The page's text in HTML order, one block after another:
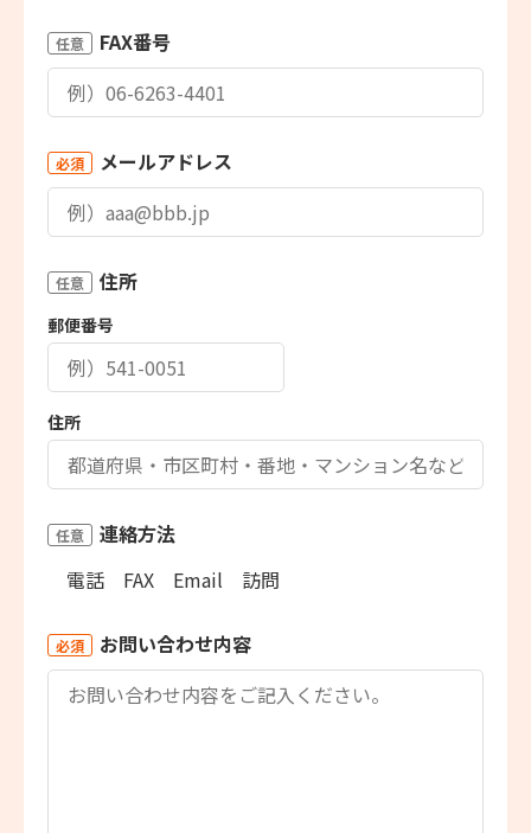
任意 FAX番号
必須 メールアドレス
任意 住所
郵便番号
住所
任意
連絡方法
電話
FAX Email 訪問
必須 お問い合わせ内容